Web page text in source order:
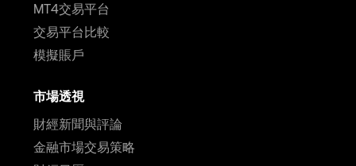
MT4交易平台
交易平台比較
模擬賬戶
市場透視
財經新聞與評論
金融市場交易策略